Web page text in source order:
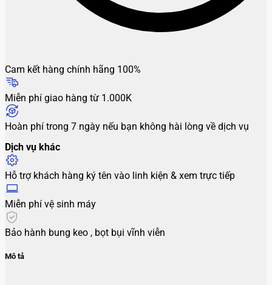
Cam kết hàng chính hãng 100%
Miễn phí giao hàng từ 1.000K
Hoàn phí trong 7 ngày nếu bạn không hài lòng về dịch vụ
Dịch vụ khác
Hỗ trợ khách hàng ký tên vào linh kiện & xem trực tiếp
Miễn phí vệ sinh máy
Bảo hành bung keo , bọt bụi vĩnh viễn
Mô tả